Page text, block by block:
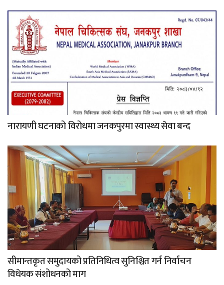
नारायणी घटनाको विरोधमा जनकपुरमा स्वास्थ्य सेवा बन्द
सीमान्तकृत समुदायको प्रतिनिधित्व सुनिश्चित गर्न निर्वाचन
विधेयक संशोधनको माग